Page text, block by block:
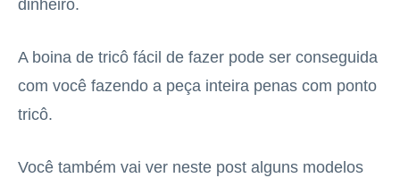
dinheiro.
A boina de tricô fácil de fazer pode ser conseguida
com você fazendo a peça inteira penas com ponto
tricô.
Você também vai ver neste post alguns modelos